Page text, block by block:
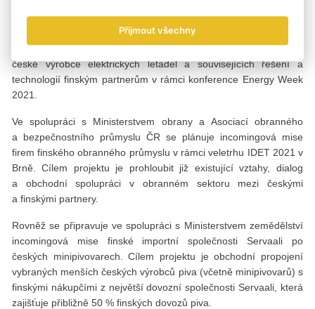
republiky projekty ekonomické diplomacie (PROPED). Pro příští
rok se momentálně ve spolupráci s MPO připravuje projekt
Rozvoj elektrického letectví ve Finsku, jehož cílem je představit
české výrobce elektrických letadel a souvisejících řešení a
technologií finským partnerům v rámci konference Energy Week
2021.
Ve spolupráci s Ministerstvem obrany a Asociací obranného
a bezpečnostního průmyslu ČR se plánuje incomingová mise
firem finského obranného průmyslu v rámci veletrhu IDET 2021 v
Brně. Cílem projektu je prohloubit již existující vztahy, dialog
a obchodní spolupráci v obranném sektoru mezi českými
a finskými partnery.
Rovněž se připravuje ve spolupráci s Ministerstvem zemědělství
incomingová mise finské importní společnosti Servaali po
českých minipivovarech. Cílem projektu je obchodní propojení
vybraných menších českých výrobců piva (včetně minipivovarů) s
finskými nákupčími z největší dovozní společnosti Servaali, která
zajišťuje přibližně 50 % finských dovozů piva.
Přijmout všechny